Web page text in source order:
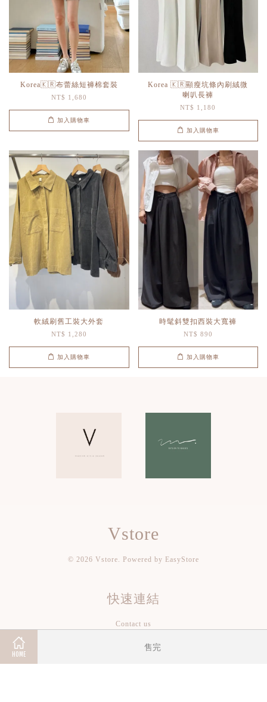
HOME
售完
Korea🇰🇷布蕾絲短褲棉套裝
NT$ 1,680
加入購物車
Korea 🇰🇷顯瘦坑條內刷絨微
喇叭長褲
NT$ 1,180
加入購物車
軟絨刷舊工裝大外套
NT$ 1,280
加入購物車
時髦斜雙扣西裝大寬褲
NT$ 890
加入購物車
Vstore
© 2026 Vstore. Powered by EasyStore
快速連結
Contact us
本店地址